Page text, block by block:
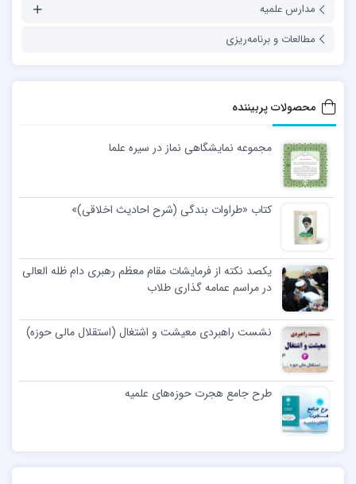
مدارس علمیه
مطالعات و برنامه‌ریزی
محصولات پربیننده
مجموعه نمایشگاهی نماز در سیره علما
کتاب «طراوات بندگی (شرح احادیث اخلاقی)»
یکصد نکته از فرمایشات مقام معظم رهبری دام ظله العالی
در مراسم عمامه گذاری طلاب
نشست راهبردی معیشت و اشتغال (استقلال مالی حوزه)
طرح جامع هجرت حوزه‌های علمیه